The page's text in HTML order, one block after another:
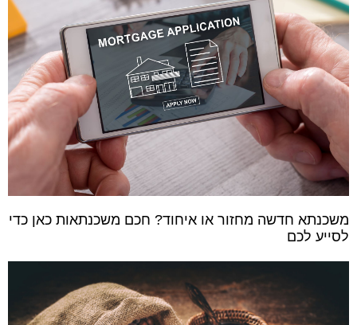
משכנתא חדשה מחזור או איחוד? חכם משכנתאות כאן כדי
לסייע לכם